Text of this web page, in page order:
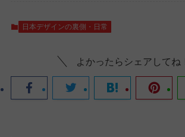
日本デザインの裏側・日常
よかったらシェアしてね